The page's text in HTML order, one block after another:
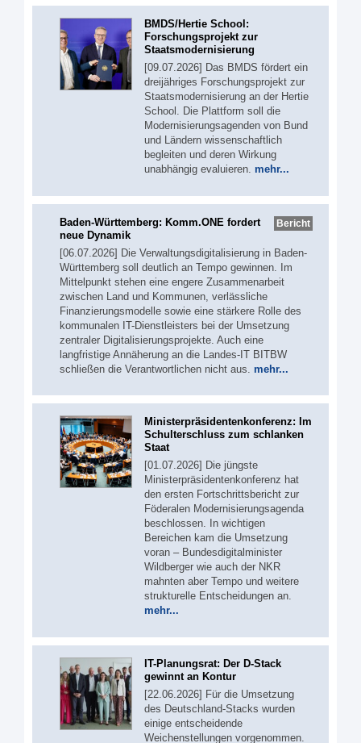
BMDS/Hertie School:
Forschungsprojekt zur
Staatsmodernisierung
[09.07.2026] Das BMDS fördert ein
dreijähriges Forschungsprojekt zur
Staatsmodernisierung an der Hertie
School. Die Plattform soll die
Modernisierungsagenden von Bund
und Ländern wissenschaftlich
begleiten und deren Wirkung
unabhängig evaluieren. mehr...
Bericht
Baden-Württemberg: Komm.ONE fordert
neue Dynamik
[06.07.2026] Die Verwaltungsdigitalisierung in Baden-
Württemberg soll deutlich an Tempo gewinnen. Im
Mittelpunkt stehen eine engere Zusammenarbeit
zwischen Land und Kommunen, verlässliche
Finanzierungsmodelle sowie eine stärkere Rolle des
kommunalen IT-Dienstleisters bei der Umsetzung
zentraler Digitalisierungsprojekte. Auch eine
langfristige Annäherung an die Landes-IT BITBW
schließen die Verantwortlichen nicht aus. mehr...
Ministerpräsidentenkonferenz: Im
Schulterschluss zum schlanken
Staat
[01.07.2026] Die jüngste
Ministerpräsidentenkonferenz hat
den ersten Fortschrittsbericht zur
Föderalen Modernisierungsagenda
beschlossen. In wichtigen
Bereichen kam die Umsetzung
voran – Bundesdigitalminister
Wildberger wie auch der NKR
mahnten aber Tempo und weitere
strukturelle Entscheidungen an.
mehr...
IT-Planungsrat: Der D-Stack
gewinnt an Kontur
[22.06.2026] Für die Umsetzung
des Deutschland-Stacks wurden
einige entscheidende
Weichenstellungen vorgenommen.